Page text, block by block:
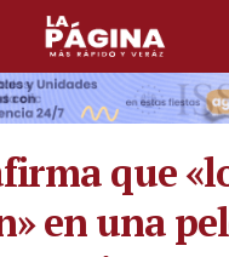
que
en una